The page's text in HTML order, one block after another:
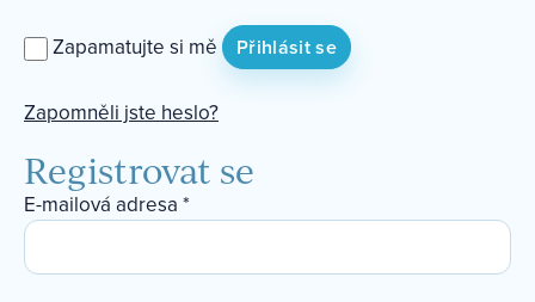
n
Zapamatujte si mě Přihlásit se
Zapomněli jste heslo?
Registrovat se
E-mailová adresa *